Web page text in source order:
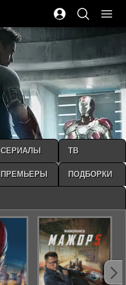
СЕРИАЛЫ ТВ
ПРЕМЬЕРЫ ПОДБОРКИ